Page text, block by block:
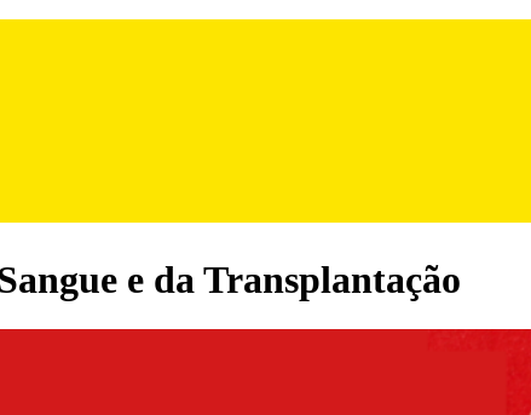
e da Transplantação